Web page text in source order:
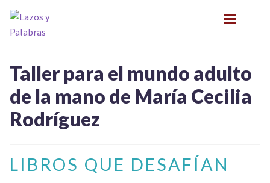
Ir
a
Ir
al
PRESENTACIONES
FORMACIÓN
LITERATURA INFANTIL Y JUVENIL
PRESENTACIONES
FORMACIÓN
NOVEDADES
LITERATURA INFANTIL Y JUVENIL
Taller para el mundo adulto
de la mano de María Cecilia
Rodríguez
LIBROS QUE DESAFÍAN